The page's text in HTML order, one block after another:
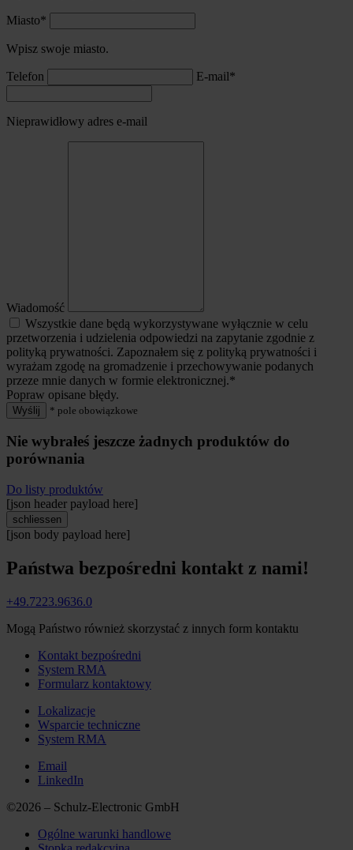
Miasto*
Wpisz swoje miasto.
Telefon E-mail*
Nieprawidłowy adres e-mail
Wiadomość
Wszystkie dane będą wykorzystywane wyłącznie w celu
przetworzenia i udzielenia odpowiedzi na zapytanie zgodnie z
polityką prywatności. Zapoznałem się z polityką prywatności i
wyrażam zgodę na gromadzenie i przechowywanie podanych
przeze mnie danych w formie elektronicznej.*
Popraw opisane błędy.
Wyślij * pole obowiązkowe
Nie wybrałeś jeszcze żadnych produktów do
porównania
Do listy produktów
[json header payload here]
schliessen
[json body payload here]
Państwa bezpośredni kontakt z nami!
+49.7223.9636.0
Mogą Państwo również skorzystać z innych form kontaktu
Kontakt bezpośredni
System RMA
Formularz kontaktowy
Lokalizacje
Wsparcie techniczne
System RMA
Email
LinkedIn
©2026 – Schulz-Electronic GmbH
Ogólne warunki handlowe